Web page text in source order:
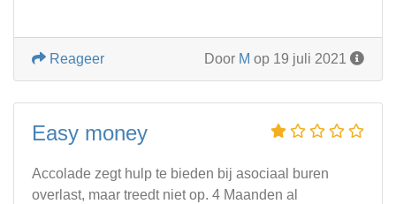
Door M op 19 juli 2021
Reageer
Easy money
Accolade zegt hulp te bieden bij asociaal buren
overlast, maar treedt niet op. 4 Maanden al